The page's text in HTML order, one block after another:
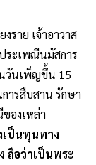
ราย เจ้าอาวาส
ระเพณีนมัสการ
วันเพ็ญขึ้น 15
ารสืบสาน รักษา
องเหล่า
เป็นทุนทาง
ถือว่าเป็นพระ